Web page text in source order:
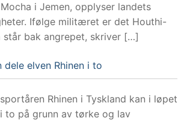
i Jemen, opplyser landets
Ifølge militæret er det Houthi-
står bak angrepet, skriver […]
dele elven Rhinen i to
Rhinen i Tyskland kan i løpet
to på grunn av tørke og lav